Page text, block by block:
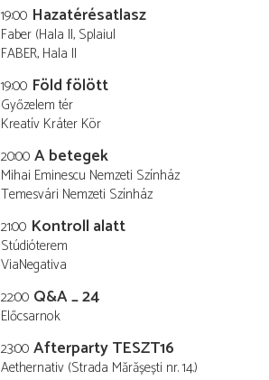
19:00 Hazatérésatlasz
Faber (Hala II, Splaiul
FABER, Hala II
19:00 Föld fölött
Győzelem tér
Kreatív Kráter Kör
20:00 A betegek
Mihai Eminescu Nemzeti Színház
Temesvári Nemzeti Színház
21:00 Kontroll alatt
Stúdióterem
ViaNegativa
22:00 Q&A _ 24
Előcsarnok
23:00 Afterparty TESZT16
Aethernativ (Strada Mărășești nr. 14.)